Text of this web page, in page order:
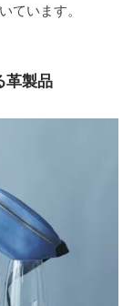
ています。
革製品